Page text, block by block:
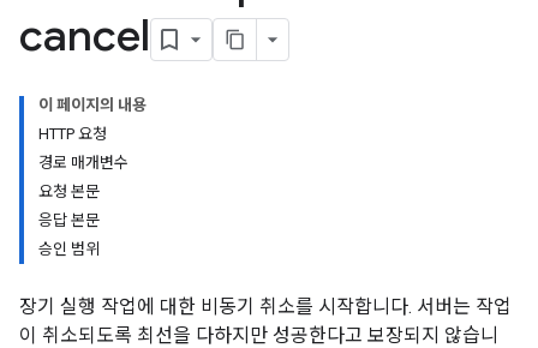
cancel
이 페이지의 내용
HTTP 요청
경로 매개변수
요청 본문
응답 본문
승인 범위
장기 실행 작업에 대한 비동기 취소를 시작합니다. 서버는 작업
이 취소되도록 최선을 다하지만 성공한다고 보장되지 않습니